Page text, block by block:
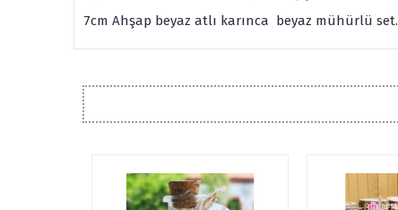
7cm Ahşap beyaz atlı karınca beyaz mühürlü set.